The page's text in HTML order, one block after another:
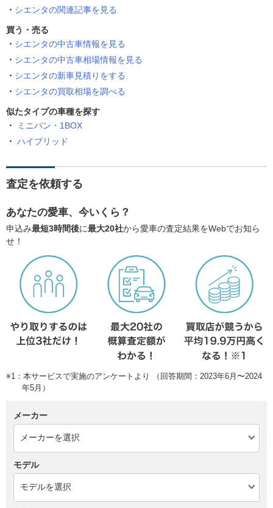
シエンタの関連記事を見る
買う・売る
シエンタの中古車情報を見る
シエンタの中古車相場情報を見る
シエンタの新車見積りをする
シエンタの買取相場を調べる
似たタイプの車種を探す
ミニバン・1BOX
ハイブリッド
査定を依頼する
あなたの愛車、今いくら？
申込み最短3時間後に最大20社から愛車の査定結果をWebでお知ら
せ！
※1：本サービスで実施のアンケートより （回答期間：2023年6月〜2024
年5月）
メーカー
モデル